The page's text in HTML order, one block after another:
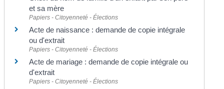
et sa mère
Papiers - Citoyenneté - Élections
Acte de naissance : demande de copie intégrale
ou d'extrait
Papiers - Citoyenneté - Élections
Acte de mariage : demande de copie intégrale ou
d'extrait
Papiers - Citoyenneté - Élections